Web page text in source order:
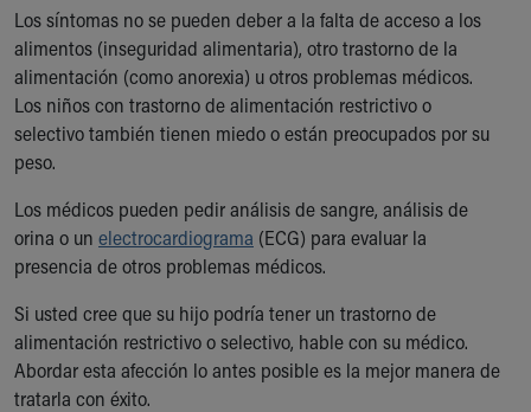
Los síntomas no se pueden deber a la falta de acceso a los
alimentos (inseguridad alimentaria), otro trastorno de la
alimentación (como anorexia) u otros problemas médicos.
Los niños con trastorno de alimentación restrictivo o
selectivo también tienen miedo o están preocupados por su
peso.
Los médicos pueden pedir análisis de sangre, análisis de
orina o un electrocardiograma (ECG) para evaluar la
presencia de otros problemas médicos.
Si usted cree que su hijo podría tener un trastorno de
alimentación restrictivo o selectivo, hable con su médico.
Abordar esta afección lo antes posible es la mejor manera de
tratarla con éxito.